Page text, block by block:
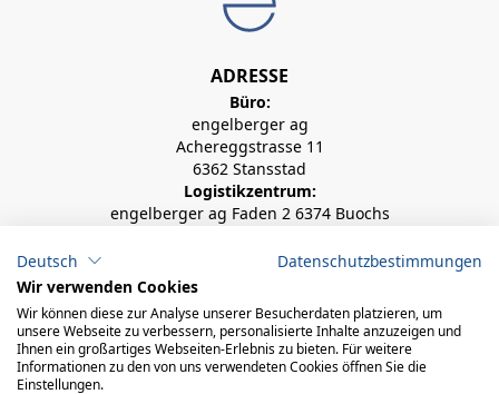
ADRESSE
Büro:
engelberger ag
Achereggstrasse 11
6362 Stansstad
Logistikzentrum:
engelberger ag Faden 2 6374 Buochs
+41 41 619 70 70
info@engelberger.ch
Deutsch
Datenschutzbestimmungen
Wir verwenden Cookies
Wir können diese zur Analyse unserer Besucherdaten platzieren, um
unsere Webseite zu verbessern, personalisierte Inhalte anzuzeigen und
Ihnen ein großartiges Webseiten-Erlebnis zu bieten. Für weitere
Informationen zu den von uns verwendeten Cookies öffnen Sie die
Einstellungen.